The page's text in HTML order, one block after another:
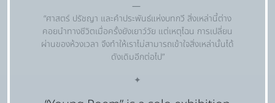
“ศาสตร์ ปรัชญา และคำประพันธ์แห่งบทกวี สิ่งเหล่านี้ต่าง
คอยนำทางชีวิตเมื่อครั้งยังเยาว์วัย แต่เหตุไฉน การเปลี่ยน
ผ่านของห้วงเวลา จึงทำให้เราไม่สามารถเข้าใจสิ่งเหล่านั้นได้
ดังเดิมอีกต่อไป”
✦